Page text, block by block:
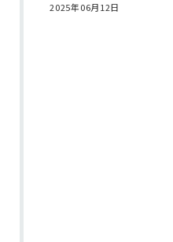
2025年06月12日